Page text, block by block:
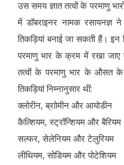
उस समय ज्ञात तत्वों के परमाणु
में डॉबराइनर नामक रसायनज्ञ
तिकड़ियां बनाई जा सकती हैं। इन
परमाणु भार के क्रम में रखा जाए
तत्वों के परमाणु भार के औसत के
तिकड़ियां निम्नानुसार थीं:
क्लोरीन, ब्राोमीन और आयोडीन
कैल्शियम, स्ट्रॉन्शियम और बैरियम
सल्फर, सेलेनियम और टेलुरियम
लीथियम, सोडियम और पोटेशियम